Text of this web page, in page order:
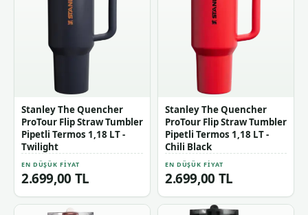
Stanley The Quencher
ProTour Flip Straw Tumbler
Pipetli Termos 1,18 LT -
Twilight
EN DÜŞÜK FIYAT
2.699,00 TL
Stanley The Quencher
ProTour Flip Straw Tumbler
Pipetli Termos 1,18 LT -
Chili Black
EN DÜŞÜK FIYAT
2.699,00 TL